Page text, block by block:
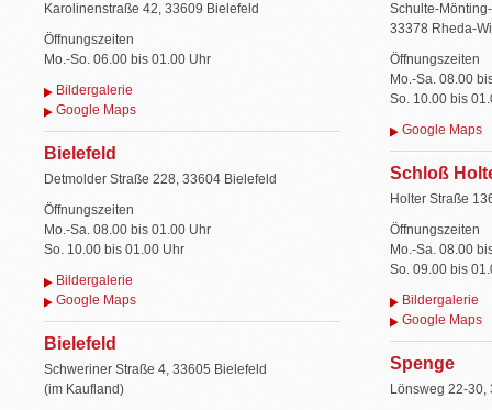
Karolinenstraße 42, 33609 Bielefeld
Öffnungszeiten
Mo.-So. 06.00 bis 01.00 Uhr
Bildergalerie
Google Maps
Bielefeld
Detmolder Straße 228, 33604 Bielefeld
Öffnungszeiten
Mo.-Sa. 08.00 bis 01.00 Uhr
So. 10.00 bis 01.00 Uhr
Bildergalerie
Google Maps
Bielefeld
Schweriner Straße 4, 33605 Bielefeld
(im Kaufland)
Schulte-
33378 Rheda-
Öffnungszeiten
Mo.-Sa. 08.00
So. 10.00 bis
Google Maps
Schloß
Holter Straße
Öffnungszeiten
Mo.-Sa. 08.00
So. 09.00 bis
Bildergalerie
Google Maps
Spenge
Lönsweg 22-30,